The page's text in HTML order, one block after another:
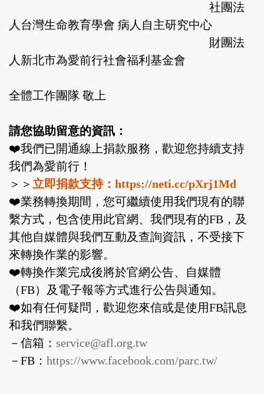
社團法
人台灣生命教育學會 病人自主研究中心
財團法
人新北市為愛前行社會福利基金會
全體工作團隊 敬上
請您協助留意的資訊：
❤️我們已開通線上捐款服務，歡迎您持續支持
我們為愛前行！
＞＞ 立即捐款支持： https://neti.cc/pXrj1Md
❤️業務轉換期間，您可繼續使用我們現有的聯
繫方式，包含使用此官網、我們現有的FB，及
其他自媒體與我們互動及查詢資訊，不受接下
來轉換作業的影響。
❤️轉換作業完成後將於官網公告、自媒體
（FB）及電子報等方式進行公告與通知。
❤️如有任何疑問，歡迎您來信或是使用FB訊息
和我們聯繫。
－信箱： service@afl.org.tw
－FB： https://www.facebook.com/parc.tw/